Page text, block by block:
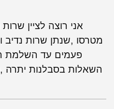
אני רוצה לציין
מטרסו ,שנתן שרות נדיב
פעמים עד השלמת
השאלות בסבלנות יתרה